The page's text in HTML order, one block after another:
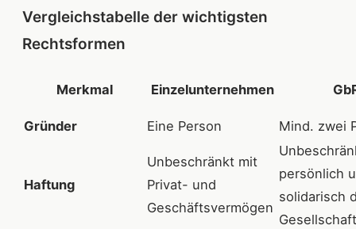
Vergleichstabelle der wichtigsten
Rechtsformen
Merkmal Einzelunternehmen
Gründer Eine Person Mind. zwei
Haftung
Unbeschränkt mit
Privat- und
Geschäftsvermögen
persönlich
solidarisch